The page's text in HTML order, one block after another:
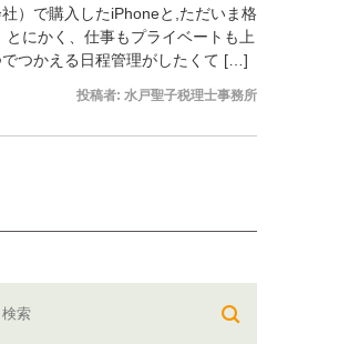
）で購入したiPhoneと,ただいま格
とにかく、仕事もプライベートも上
つかえる日程管理がしたくて […]
投稿者: 水戸聖子税理士事務所